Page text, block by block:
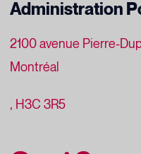
Administration
2100 avenue Pierre-
Montréal
, H3C 3R5